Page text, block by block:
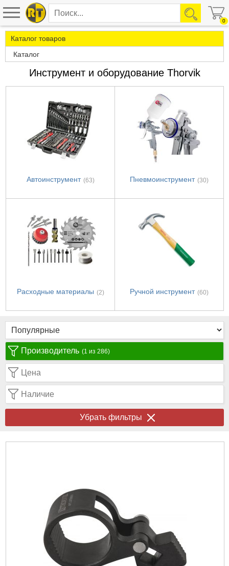
0
Каталог товаров
Каталог
Инструмент и оборудование Thorvik
Автоинструмент (63) Пневмоинструмент (30)
Расходные материалы (2) Ручной инструмент (60)
Производитель (1 из 286)
Цена
Наличие
Убрать фильтры